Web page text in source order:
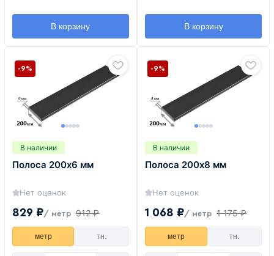
В корзину В корзину
В наличии
Полоса 200х6 мм
Нет оценок
829 ₽/ метр 912 ₽
-9%
метр тн.
В наличии
Полоса 200х8 мм
Нет оценок
1 068 ₽/ метр 1 175 ₽
-9%
метр тн.